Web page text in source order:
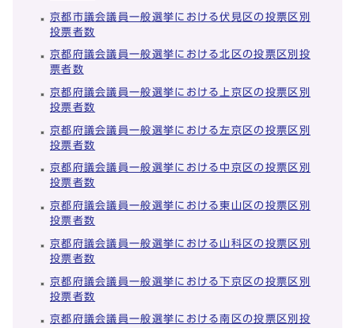
京都市議会議員一般選挙における伏見区の投票区別
投票者数
京都府議会議員一般選挙における北区の投票区別投
票者数
京都府議会議員一般選挙における上京区の投票区別
投票者数
京都府議会議員一般選挙における左京区の投票区別
投票者数
京都府議会議員一般選挙における中京区の投票区別
投票者数
京都府議会議員一般選挙における東山区の投票区別
投票者数
京都府議会議員一般選挙における山科区の投票区別
投票者数
京都府議会議員一般選挙における下京区の投票区別
投票者数
京都府議会議員一般選挙における南区の投票区別投